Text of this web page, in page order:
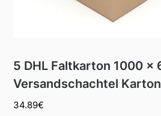
5 DHL Faltkarton 1000 x
Versandschachtel
34.89€